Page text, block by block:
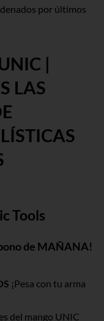
por últimos
|
LAS
de MAÑANA!
¡Pesa con tu arma